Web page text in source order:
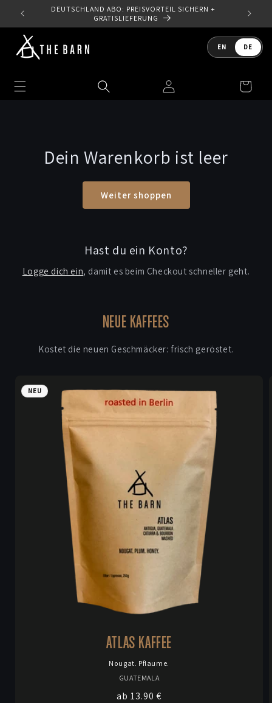
zum
DEUTSCHLAND ABO: PREISVORTEIL SICHERN +
GRATISLIEFERUNG
Sprache
EN DE
Einloggen Warenkorb
Dein Warenkorb ist leer
Weiter shoppen
Hast du ein Konto?
Logge dich ein, damit es beim Checkout schneller geht.
NEUE KAFFEES
Kostet die neuen Geschmäcker: frisch geröstet.
NEU
ATLAS KAFFEE
Anbieter:
Nougat. Pflaume.
GUATEMALA
Normaler
ab 13.90 €